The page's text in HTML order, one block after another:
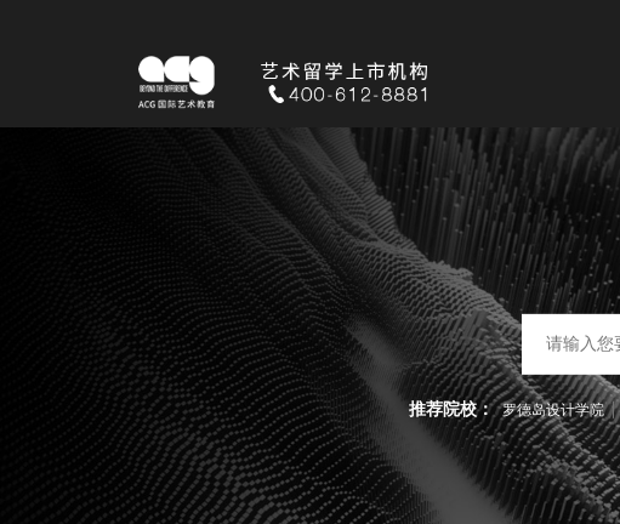
推荐院校： 罗德岛设计学院